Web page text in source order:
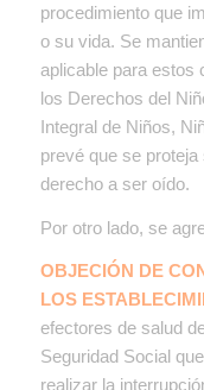
procedimiento que
o su vida. Se
aplicable para estos
los Derechos del
Integral de Niños,
prevé que se
derecho a ser oído.
Por otro lado, se
OBJECIÓN DE
LOS
efectores de salud
Seguridad Social
realizar la